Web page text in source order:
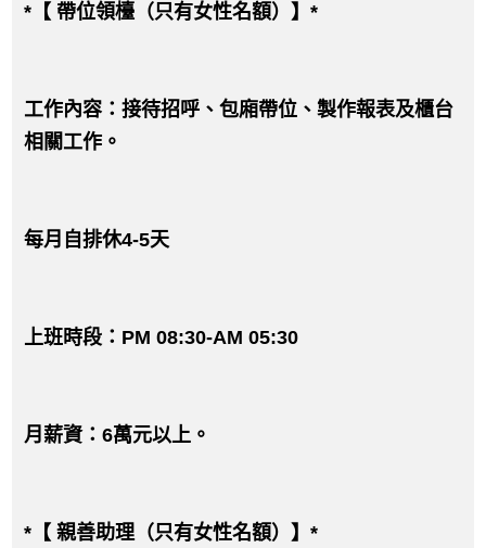
*【 帶位領檯（只有女性名額）】*
工作內容：接待招呼、包廂帶位、製作報表及櫃台
相關工作。
每月自排休4-5天
上班時段：PM 08:30-AM 05:30
月薪資：6萬元以上。
*【 親善助理（只有女性名額）】*